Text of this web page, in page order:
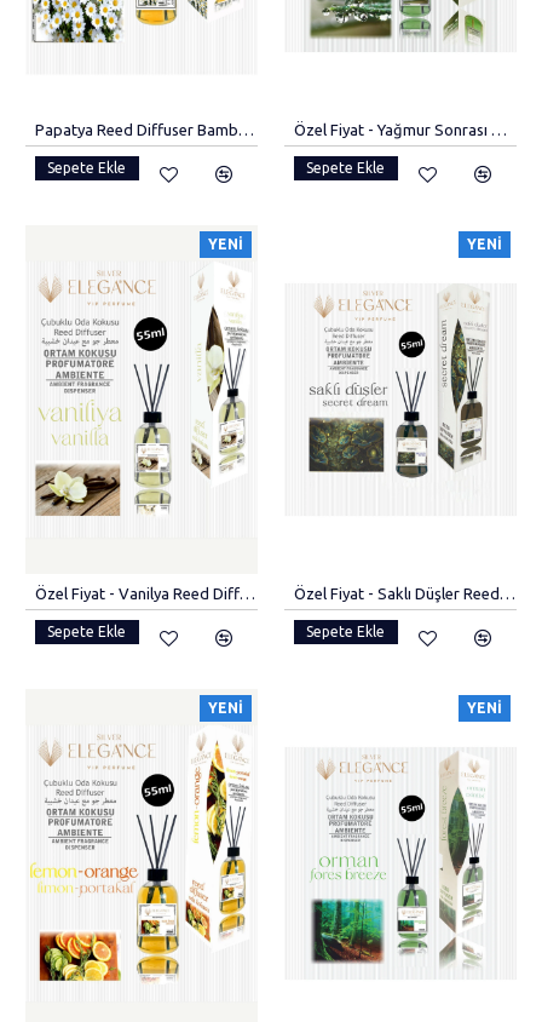
Papatya Reed Diffuser Bambu Çubuklu Oda Kokusu(110 Ml)..
Sepete Ekle
Özel Fiyat - Yağmur Sonrası Reed Diffuser Bambu Çubuklu Oda Kokusu (55 ML)
Sepete Ekle
YENI
Özel Fiyat - Vanilya Reed Diffuser Bambu Çubuklu Oda Kokusu (55 ML)
Sepete Ekle
YENI
Özel Fiyat - Saklı Düşler Reed Diffuser Bambu Çubuklu Oda Kokusu (55 ML)
Sepete Ekle
YENI YENI